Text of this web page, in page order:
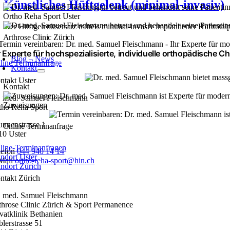
Ortho Reha Sport Uster
Arthrose Clinic Zürich
Blog – News
Kontakt
Kontakt
Zuweisungen
Online Terminanfrage
Terminanfragen
Uster
Zürich
Künstliches Hüftgelenk (minimal-invasiv)
Der Hüftgelenksersatz mittels minimal-invasiv implantierter
Experte für hochspezialisierte, individuelle orthopädische
Terminanfrage
Uster
med. Samuel Fleischmann
Reha Sport
1
Uster
044 940 14 14
ortho-reha-sport@hin.ch
Zürich
med. Samuel Fleischmann
Clinic Zürich & Sport Permanence
Bethanien
51